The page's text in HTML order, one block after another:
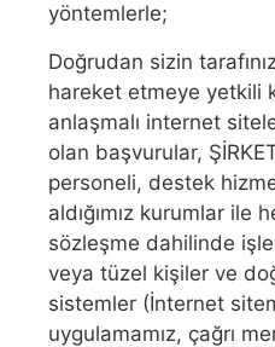
yöntemlerle;
Doğrudan sizin
hareket etmeye yetkili
anlaşmalı internet
olan başvurular,
personeli, destek
aldığımız kurumlar ile
sözleşme dahilinde
veya tüzel kişiler ve
sistemler (İnternet
uygulamamız, çağrı